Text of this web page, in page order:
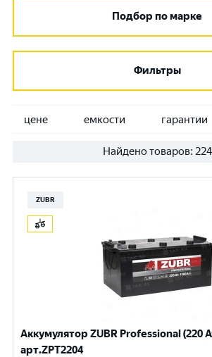
Подбор по марке
Фильтры
цене емкости гарантии
Найдено товаров: 224
ZUBR
Аккумулятор ZUBR Professional (220
арт.ZPT2204